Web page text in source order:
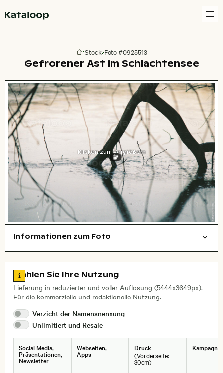
Zur Homepage
Stock Foto #0925513
Gefrorener Ast im Schlachtensee
Klicken zum Vergrößern
Informationen zum Foto
, Objektiv
Zu den Lizenzinformationen springen
Wählen Sie Ihre Nutzung
Lieferung in reduzierter und voller Auflösung (5444x3649px).
Für die kommerzielle und redaktionelle Nutzung.
Verzicht der Namensnennung
Unlimitiert und Resale
Social Media,
Präsentationen,
Newsletter
Webseiten,
Apps
Druck
(Vorderseite:
30cm)